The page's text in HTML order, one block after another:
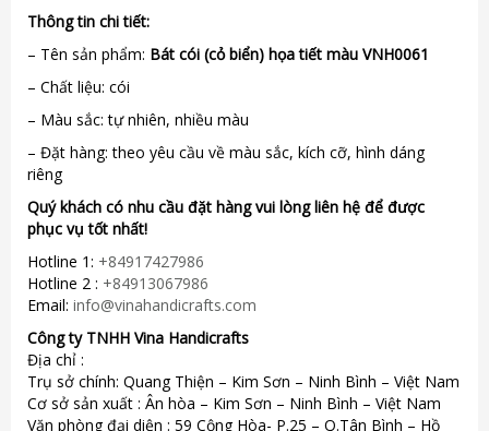
Thông tin chi tiết:
– Tên sản phẩm: Bát cói (cỏ biển) họa tiết màu VNH0061
– Chất liệu: cói
– Màu sắc: tự nhiên, nhiều màu
– Đặt hàng: theo yêu cầu về màu sắc, kích cỡ, hình dáng
riêng
Quý khách có nhu cầu đặt hàng vui lòng liên hệ để được
phục vụ tốt nhất!
Hotline 1: +84917427986
Hotline 2 : +84913067986
Email: info@vinahandicrafts.com
Công ty TNHH Vina Handicrafts
Địa chỉ :
Trụ sở chính: Quang Thiện – Kim Sơn – Ninh Bình – Việt Nam
Cơ sở sản xuất : Ân hòa – Kim Sơn – Ninh Bình – Việt Nam
Văn phòng đại diện : 59 Cộng Hòa- P.25 – Q.Tân Bình – Hồ